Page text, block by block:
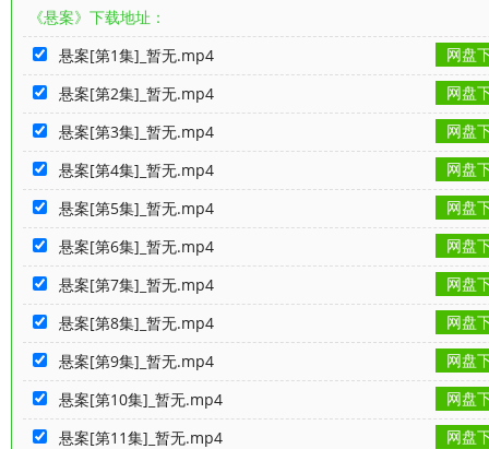
《悬案》下载地址：
悬案[第1集]_暂无.mp4
网盘
悬案[第2集]_暂无.mp4
网盘
悬案[第3集]_暂无.mp4
网盘
悬案[第4集]_暂无.mp4
网盘
悬案[第5集]_暂无.mp4
网盘
悬案[第6集]_暂无.mp4
网盘
悬案[第7集]_暂无.mp4
网盘
悬案[第8集]_暂无.mp4
网盘
悬案[第9集]_暂无.mp4
网盘
悬案[第10集]_暂无.mp4
网盘
悬案[第11集]_暂无.mp4
网盘